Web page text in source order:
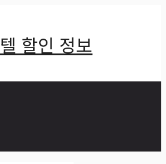
할인 정보